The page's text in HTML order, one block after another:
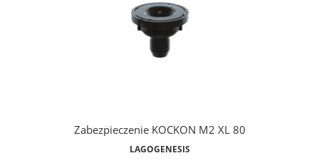
Zabezpieczenie KOCKON M2 XL 80
LAGOGENESIS